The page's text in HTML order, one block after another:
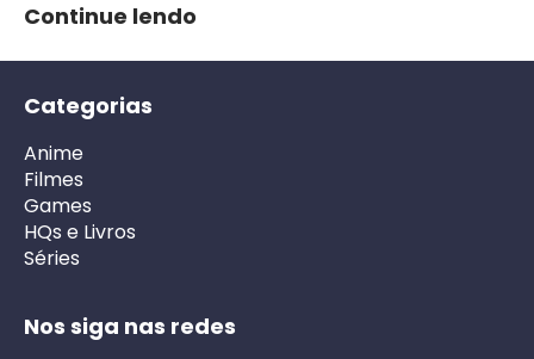
Continue lendo
Categorias
Anime
Filmes
Games
HQs e Livros
Séries
Nos siga nas redes